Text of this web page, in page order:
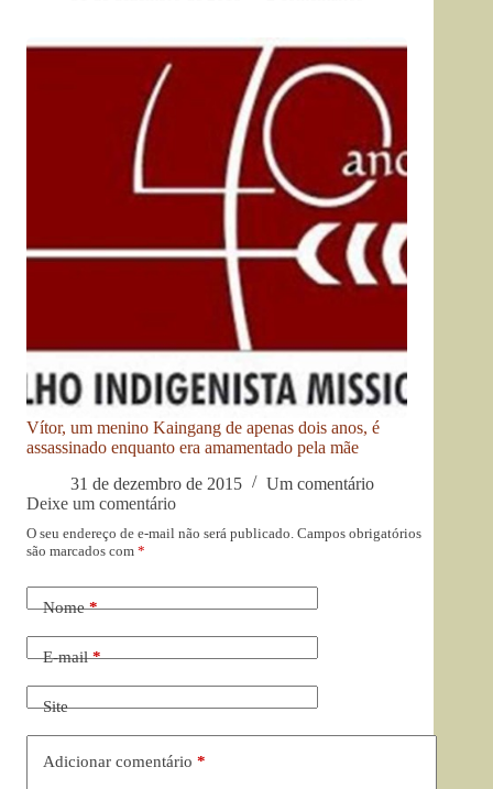
Vítor, um menino Kaingang de apenas dois anos, é
assassinado enquanto era amamentado pela mãe
31 de dezembro de 2015
Um comentário
Deixe um comentário
O seu endereço de e-mail não será publicado. Campos obrigatórios
são marcados com *
Nome*
E-mail*
Site
Adicionar comentário *